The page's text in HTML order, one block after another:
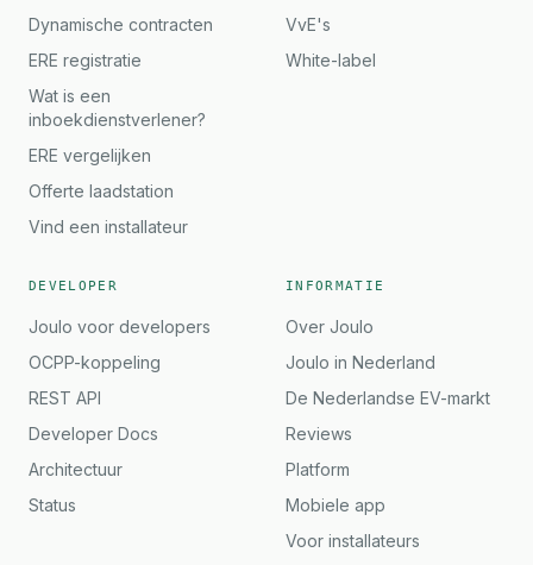
Dynamische contracten
ERE registratie
Wat is een
inboekdienstverlener?
ERE vergelijken
Offerte laadstation
Vind een installateur
VvE's
White-label
DEVELOPER
Joulo voor developers
OCPP-koppeling
REST API
Developer Docs
Architectuur
Status
INFORMATIE
Over Joulo
Joulo in Nederland
De Nederlandse EV-markt
Reviews
Platform
Mobiele app
Voor installateurs